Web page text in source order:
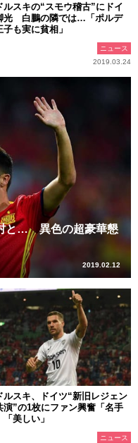
ルスキの“スモウ稽古”にドイ
光 白鵬の隣では…「ポルデ
子も実に貧相」
ニュース
2019.03.24
と… 異色の超豪華懇
2019.02.12
ルスキ、ドイツ“新旧レジェン
演”の1枚にファン興奮「名手
「美しい」
ニュース